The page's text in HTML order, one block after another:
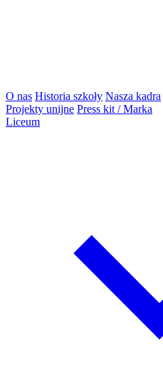
O nas Historia szkoły Nasza kadra
Projekty unijne Press kit / Marka
Liceum